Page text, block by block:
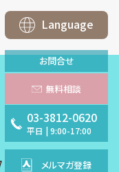
Language
お問合せ
無料相談
03-3812-0620
平日 |9:00-17:00
メルマガ登録